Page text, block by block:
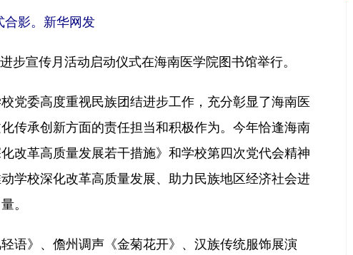
合影。新华网发
传月活动启动仪式在海南医学院图书馆举行。
委高度重视民族团结进步工作，充分彰显了海南医
传承创新方面的责任担当和积极作为。今年恰逢海南
改革高质量发展若干措施》和学校第四次党代会精神
学校深化改革高质量发展、助力民族地区经济社会进
。
》、儋州调声《金菊花开》、汉族传统服饰展演